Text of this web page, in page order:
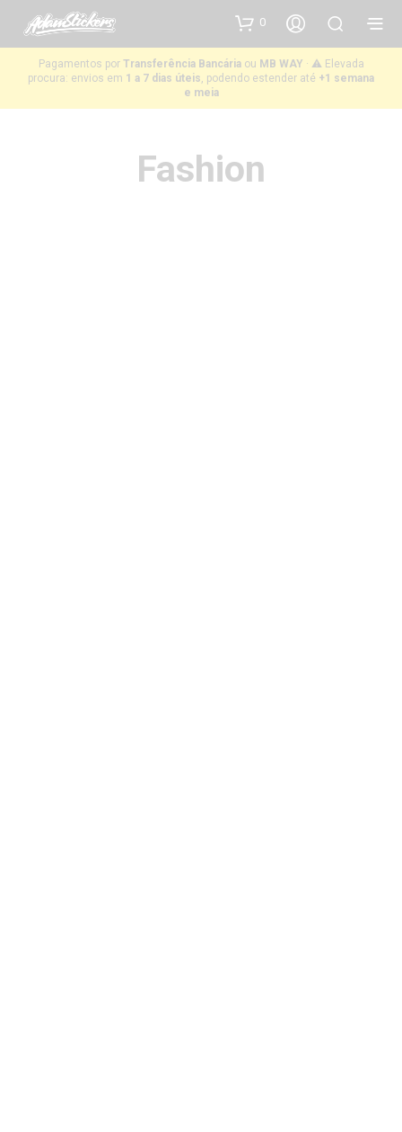
Pagamentos por Transferência Bancáriaou MB WAY · ⚠️ Elevada
procura: envios em 1 a 7 dias úteis, podendo estender até +1 semana
e meia
0
Fashion